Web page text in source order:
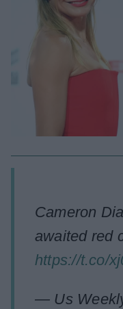
Cameron
awaited red
https://t.co/
— Us